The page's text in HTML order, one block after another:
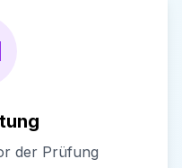
der Prüfung